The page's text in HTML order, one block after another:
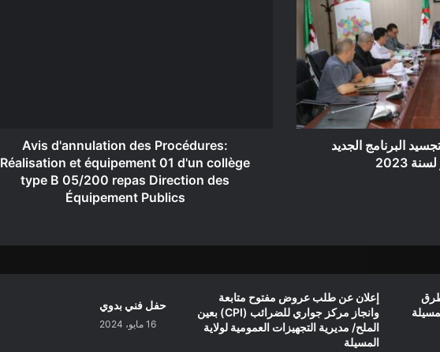
البرنامج الجديد
2023
Publics
Avis d'annulation des Procédures:
Réalisation et équipement 01 d'un collège
type B 05/200 repas Direction des
Équipement Publics
إعلان عن طلب عروض مفتوح متابعة
وانجاز مركز جواري للضرائب (CPI) بعين
الملح/ مديرية التجهيزات العمومية لولاية
المسيلة
حفل فني بدوي
16 مايو، 2024